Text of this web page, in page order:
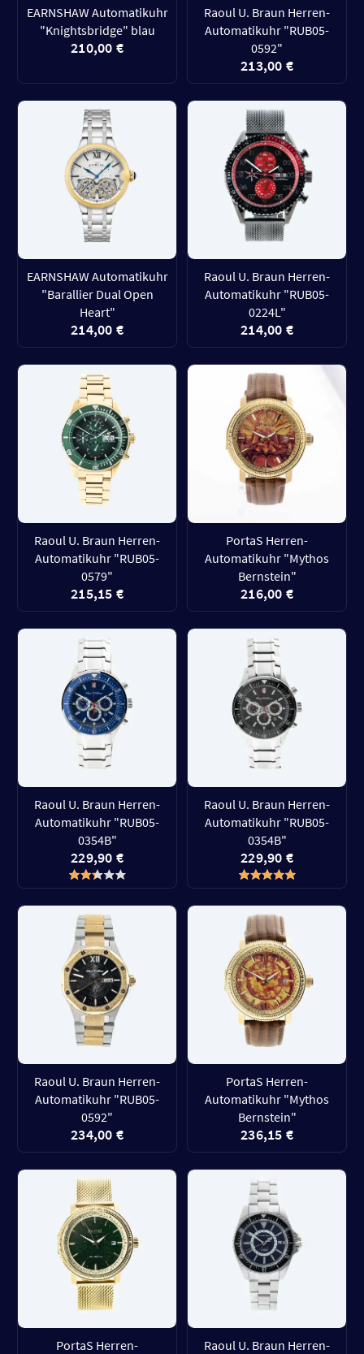
EARNSHAW Automatikuhr
"Knightsbridge" blau
210,00 €
Raoul U. Braun Herren-
Automatikuhr "RUB05-
0592"
213,00 €
EARNSHAW Automatikuhr
"Barallier Dual Open
Heart"
214,00 €
Raoul U. Braun Herren-
Automatikuhr "RUB05-
0224L"
214,00 €
Raoul U. Braun Herren-
Automatikuhr "RUB05-
0579"
215,15 €
PortaS Herren-
Automatikuhr "Mythos
Bernstein"
216,00 €
Raoul U. Braun Herren-
Automatikuhr "RUB05-
0354B"
229,90 €
Raoul U. Braun Herren-
Automatikuhr "RUB05-
0354B"
229,90 €
Raoul U. Braun Herren-
Automatikuhr "RUB05-
0592"
234,00 €
PortaS Herren-
Automatikuhr "Mythos
Bernstein"
236,15 €
PortaS Herren-
Raoul U. Braun Herren-